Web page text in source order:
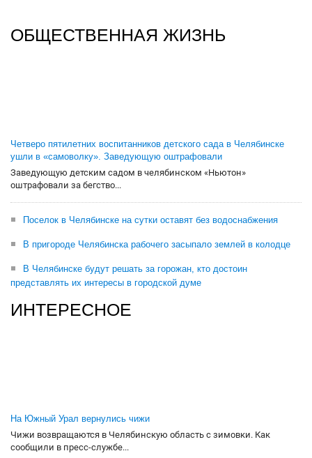
ОБЩЕСТВЕННАЯ ЖИЗНЬ
Четверо пятилетних воспитанников детского сада в Челябинске
ушли в «самоволку». Заведующую оштрафовали
Заведующую детским садом в челябинском «Ньютон»
оштрафовали за бегство...
Поселок в Челябинске на сутки оставят без водоснабжения
В пригороде Челябинска рабочего засыпало землей в колодце
В Челябинске будут решать за горожан, кто достоин
представлять их интересы в городской думе
ИНТЕРЕСНОЕ
На Южный Урал вернулись чижи
Чижи возвращаются в Челябинскую область с зимовки. Как
сообщили в пресс-службе...